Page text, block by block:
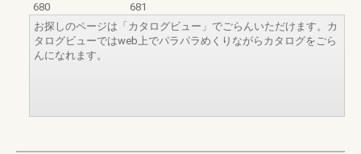
680
681
お探しのページは「カタログビュー」でごらんいただけます。カ
タログビューではweb上でパラパラめくりながらカタログをごら
んになれます。